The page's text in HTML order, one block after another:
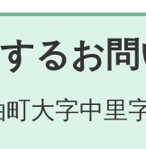
るお
大字中里